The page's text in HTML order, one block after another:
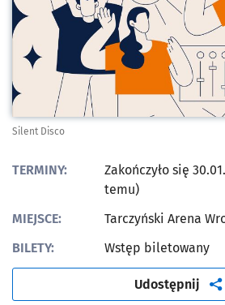
Silent Disco
TERMINY:
Zakończyło się
temu)
MIEJSCE:
Tarczyński Arena
BILETY:
Wstęp biletowany
Udostępnij